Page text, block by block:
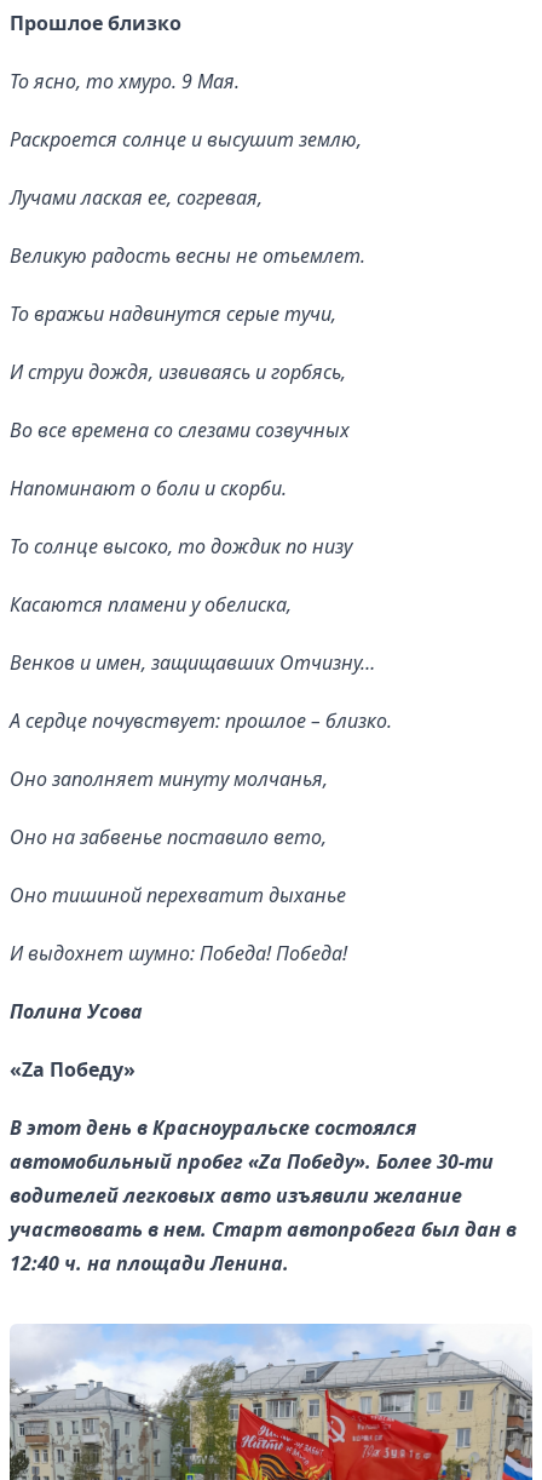
Прошлое близко
То ясно, то хмуро. 9 Мая.
Раскроется солнце и высушит землю,
Лучами лаская ее, согревая,
Великую радость весны не отьемлет.
То вражьи надвинутся серые тучи,
И струи дождя, извиваясь и горбясь,
Во все времена со слезами созвучных
Напоминают о боли и скорби.
То солнце высоко, то дождик по низу
Касаются пламени у обелиска,
Венков и имен, защищавших Отчизну…
А сердце почувствует: прошлое – близко.
Оно заполняет минуту молчанья,
Оно на забвенье поставило вето,
Оно тишиной перехватит дыханье
И выдохнет шумно: Победа! Победа!
Полина Усова
«Zа Победу»
В этот день в Красноуральске состоялся
автомобильный пробег «Zа Победу». Более 30-ти
водителей легковых авто изъявили желание
участвовать в нем. Старт автопробега был дан в
12:40 ч. на площади Ленина.